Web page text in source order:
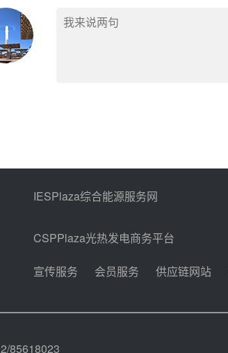
IESPlaza综合能源服务网
CSPPlaza光热发电商务平台
宣传服务 会员服务 供应链网站
85618023